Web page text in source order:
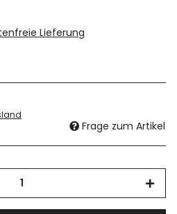
Lieferung
Frage zum Artikel